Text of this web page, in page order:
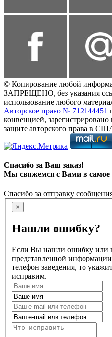
© Копирование любой
ЗАПРЕЩЕНО, без указания
использование любого
Авторское право № 712144451
конвенцией,
защите авторского права в
Спасибо за Ваш заказ!
Мы свяжемся с Вами в самое
Спасибо за отправку
×
Нашли ошибку?
Если Вы нашли ошибку или
представленной
телефон заведения, то
исправим.